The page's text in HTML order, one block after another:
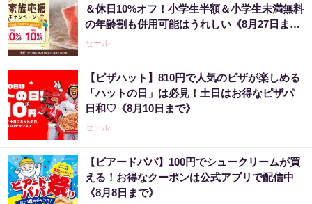
＆休日10%オフ！小学生半額＆小学生未満無料
の年齢割も併用可能はうれしい《8月27日ま
で》
セール
【ピザハット】810円で人気のピザが楽しめる
「ハットの日」は必見！土日はお得なピザパ
日和♡《8月10日まで》
セール
【ビアードパパ】100円でシュークリームが買
える！お得なクーポンは公式アプリで配信中
《8月8日まで》